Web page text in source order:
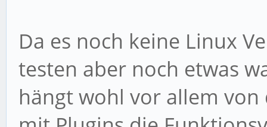
Da es noch keine Linux
testen aber noch etwas
hängt wohl vor allem